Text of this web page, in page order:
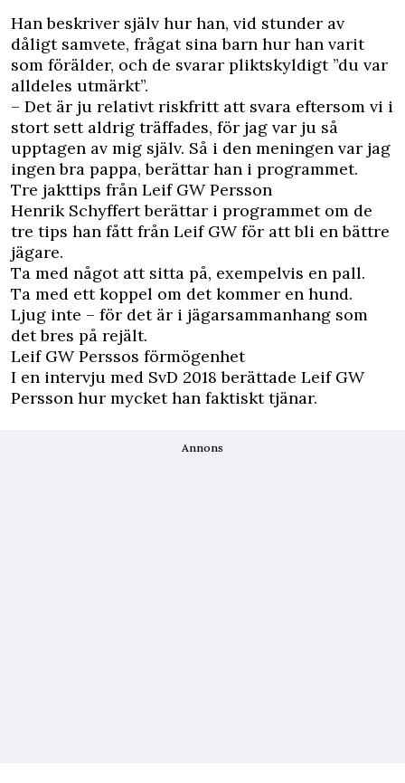
Han beskriver själv hur han, vid stunder av
dåligt samvete, frågat sina barn hur han varit
som förälder, och de svarar pliktskyldigt ”du var
alldeles utmärkt”.
– Det är ju relativt riskfritt att svara eftersom vi i
stort sett aldrig träffades, för jag var ju så
upptagen av mig själv. Så i den meningen var jag
ingen bra pappa, berättar han i programmet.
Tre jakttips från Leif GW Persson
Henrik Schyffert berättar i programmet om de
tre tips han fått från Leif GW för att bli en bättre
jägare.
Ta med något att sitta på, exempelvis en pall.
Ta med ett koppel om det kommer en hund.
Ljug inte – för det är i jägarsammanhang som
det bres på rejält.
Leif GW Perssos förmögenhet
I en intervju med SvD 2018 berättade Leif GW
Persson hur mycket han faktiskt tjänar.
Annons